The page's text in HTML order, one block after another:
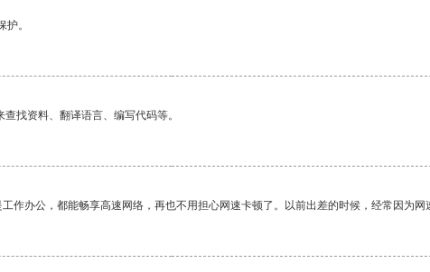
。
找资料、翻译语言、编写代码等。
作办公，都能畅享高速网络，再也不用担心网速卡顿了。以前出差的时候，经常因为